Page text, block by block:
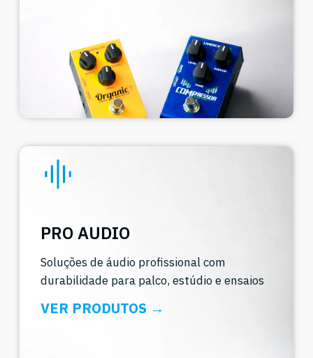
PRO AUDIO
Soluções de áudio profissional com
durabilidade para palco, estúdio e ensaios
VER PRODUTOS →